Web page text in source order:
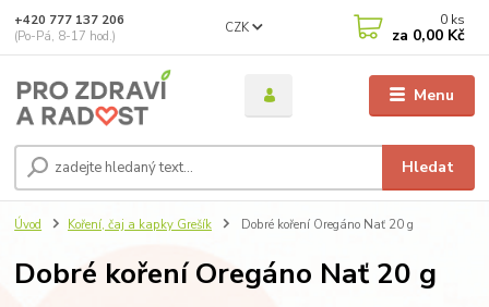
Menu
CZK
Hledat
+420 777 137 206
(Po-Pá, 8-17 hod.)
0 ks
za 0,00 Kč
Úvod Koření, čaj a kapky Grešík Dobré koření Oregáno Nať 20 g
Dobré koření Oregáno Nať 20 g